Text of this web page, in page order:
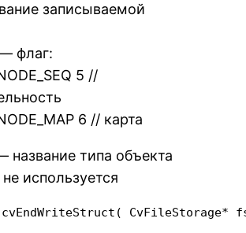
записываемой
флаг:
5 //
6 // карта
название типа объекта
используется
cvEndWriteStruct( CvFileStorage*